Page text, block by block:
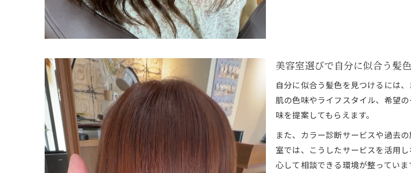
安い美容室でも叶うダメージケアカラーの魅力
美容室でカラー後の髪を美しく保つポイント
高槻の美容室で自分らしい色を楽しむ秘訣
美容室で自分に似合う髪色を提案してもらう方法
高槻美容室のカウンセリング活用術を紹介
ヘアカラー診断を活用して理想の色を見つける
美容室で季節感のあるヘアカラーを楽しむコツ
高槻の美容室で個性を活かしたカラーに挑戦
失敗しない美容室選びを高槻で実現するコツ
美容室で満足できるカラー選びのポイント
美容室選びで自分に似合う髪
自分に似合う髪色を見つけるには
肌の色味やライフスタイル、希望
味を提案してもらえます。
また、カラー診断サービスや過去
室では、こうしたサービスを活用
心して相談できる環境が整っていま
ご予約はこちら
ご予約はこちら